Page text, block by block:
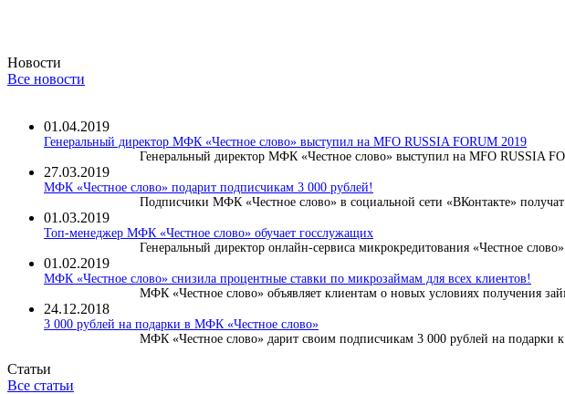
Новости
Все новости
01.04.2019
Генеральный директор МФК «Честное слово» выступил на MFO RUSSIA FORUM 2019
Генеральный директор МФК «Честное слово» выступил на MFO RUSSIA
27.03.2019
МФК «Честное слово» подарит подписчикам 3 000 рублей!
Подписчики МФК «Честное слово» в социальной сети «ВКонтакте»
01.03.2019
Топ-менеджер МФК «Честное слово» обучает госслужащих
Генеральный директор онлайн-сервиса микрокредитования «Честное
01.02.2019
МФК «Честное слово» снизила процентные ставки по микрозаймам для всех клиентов!
МФК «Честное слово» объявляет клиентам о новых условиях получения
24.12.2018
3 000 рублей на подарки в МФК «Честное слово»
МФК «Честное слово» дарит своим подписчикам 3 000 рублей на подарки
Статьи
Все статьи